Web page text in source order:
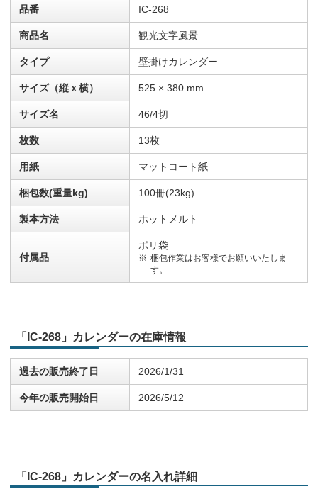
品番 IC-268
商品名 観光文字風景
タイプ 壁掛けカレンダー
サイズ（縦ｘ横） 525 × 380 mm
サイズ名 46/4切
枚数 13枚
用紙 マットコート紙
梱包数(重量kg) 100冊(23kg)
製本方法 ホットメルト
付属品
ポリ袋
梱包作業はお客様でお願いいたしま
す。
「IC-268」カレンダーの在庫情報
過去の販売終了日 2026/1/31
今年の販売開始日 2026/5/12
「IC-268」カレンダーの名入れ詳細